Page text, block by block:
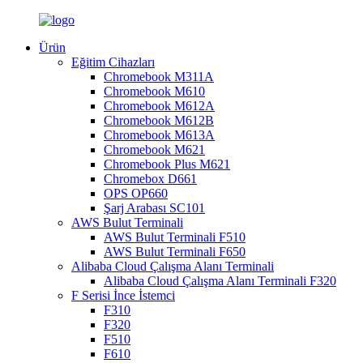
Ürün
Eğitim Cihazları
Chromebook M311A
Chromebook M610
Chromebook M612A
Chromebook M612B
Chromebook M613A
Chromebook M621
Chromebook Plus M621
Chromebox D661
OPS OP660
Şarj Arabası SC101
AWS Bulut Terminali
AWS Bulut Terminali F510
AWS Bulut Terminali F650
Alibaba Cloud Çalışma Alanı Terminali
Alibaba Cloud Çalışma Alanı Terminali F320
F Serisi İnce İstemci
F310
F320
F510
F610